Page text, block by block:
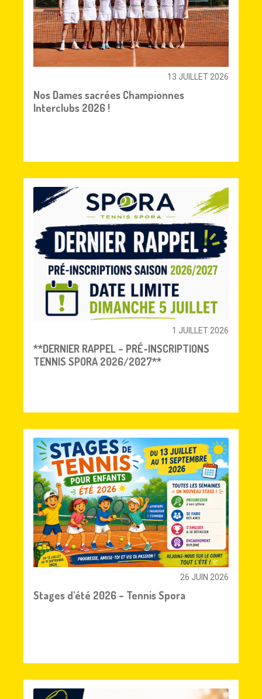
13 JUILLET 2026
Nos Dames sacrées Championnes
Interclubs 2026 !
1 JUILLET 2026
**DERNIER RAPPEL – PRÉ-INSCRIPTIONS
TENNIS SPORA 2026/2027**
26 JUIN 2026
Stages d'été 2026 – Tennis Spora